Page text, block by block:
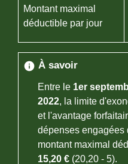
Montant maximal
déductible par jour
info À savoir
Entre le 1er
2022, la limite
et l'avantage
dépenses engagées
montant maximal
15,20 € (20,20 - 5).